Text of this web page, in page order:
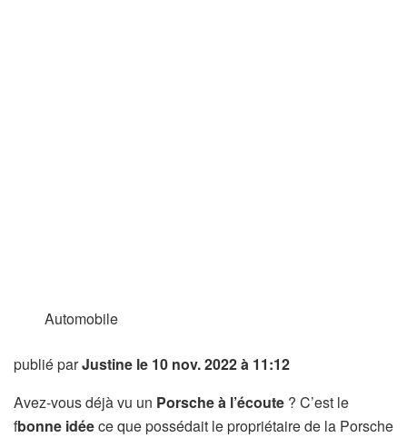
Automobile
publié parJustine le 10 nov. 2022 à 11:12
Avez-vous déjà vu un Porsche à l’écoute ? C’est le
fbonne idéece que possédait le propriétaire de la Porsche